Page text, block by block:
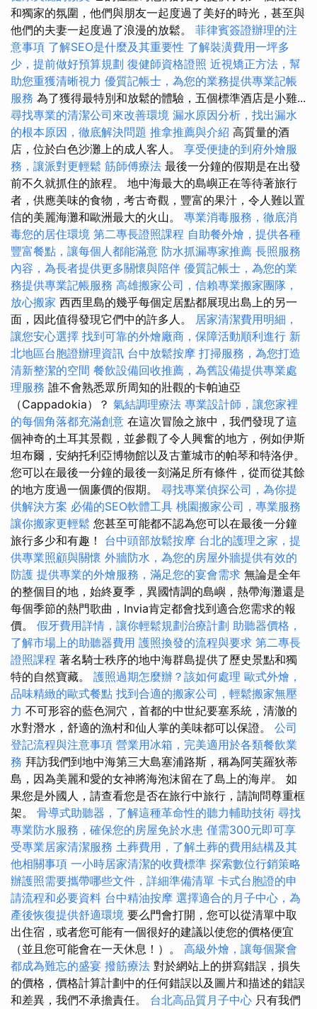
和獨家的氛圍，他們與朋友一起度過了美好的時光，甚至與
他們的夫妻一起度過了浪漫的放鬆。 菲律賓簽證辦理的注
意事項 了解SEO是什麼及其重要性 了解裝潢費用一坪多
少，提前做好預算規劃 復健師資格證照 近視矯正方法，幫
助您重獲清晰視力 優質記帳士，為您的業務提供專業記帳
服務 為了獲得最特別和放鬆的體驗，五個標準酒店是小雞...
尋找專業的清潔公司來改善環境 漏水原因分析，找出漏水
的根本原因，徹底解決問題 推拿推薦與介紹 高質量的酒
店，位於白色沙灘上的成人客人。 享受便捷的到府外燴服
務，讓派對更輕鬆 筋師傅療法 最後一分鐘的假期是在出發
前不久就抓住的旅程。 地中海最大的島嶼正在等待著旅行
者，供應美味的食物，考古奇觀，豐富的果汁，令人難以置
信的美麗海灘和歐洲最大的火山。 專業消毒服務，徹底消
毒您的居住環境 第二專長證照課程 自助餐外燴，提供各種
豐富餐點，讓每個人都能滿意 防水抓漏專家推薦 長照服務
內容，為長者提供更多關懷與陪伴 優質記帳士，為您的業
務提供專業記帳服務 高雄搬家公司，信賴專業搬家團隊，
放心搬家 西西里島的幾乎每個定居點都展現出島上的另一
面，因此值得發現它們中的許多人。 居家清潔費用明細，
讓您安心選擇 找到可靠的外燴廠商，保障活動順利進行 新
北地區台胞證辦理資訊 台中放鬆按摩 打掃服務，為您打造
清新整潔的空間 餐飲設備回收推薦，為舊設備提供專業處
理服務 誰不會熟悉眾所周知的壯觀的卡帕迪亞
（Cappadokia）？ 氣結調理療法 專業設計師，讓您家裡
的每個角落都充滿創意 在這次冒險之旅中，我們發現了這
個神奇的土耳其景觀，並參觀了令人興奮的地方，例如伊斯
坦布爾，安納托利亞博物館以及古董城市的帕琴和特洛伊。
您可以在最後一分鐘的最後一刻滿足所有條件，從而從其餘
的地方度過一個廉價的假期。 尋找專業偵探公司，為你提
供解決方案 必備的SEO軟體工具 桃園搬家公司，專業服務
讓你搬家更輕鬆 您甚至可能都不認為您可以在最後一分鐘
旅行多少和有趣！ 台中頭部放鬆按摩 台北的護理之家，提
供專業照顧與關懷 外牆防水，為您的房屋外牆提供有效的
防護 提供專業的外燴服務，滿足您的宴會需求 無論是全年
的整個目的地，始終夏季，異國情調的島嶼，熱帶海灘還是
每個季節的熱門歌曲，Invia肯定都會找到適合您需求的報
價。 假牙費用詳情，讓你輕鬆規劃治療計劃 助聽器價格，
了解市場上的助聽器費用 護照換發的流程與要求 第二專長
證照課程 著名騎士秩序的地中海群島提供了歷史景點和獨
特的自然寶藏。 護照過期怎麼辦？該如何處理 歐式外燴，
品味精緻的歐式餐點 找到合適的搬家公司，輕鬆搬家無壓
力 不可形容的藍色洞穴，首都的中世紀要塞系統，清澈的
水對潛水，舒適的漁村和仙人掌的美味都可以保證。 公司
登記流程與注意事項 營業用冰箱，完美適用於各類餐飲業
務 拜訪我們到地中海第三大島塞浦路斯，稱為阿芙羅狄蒂
島，因為美麗和愛的女神將海泡沫留在了島上的海岸。 如
果您是外國人，請查看您是否在旅行中旅行，請詢問尊重框
架。 骨導式助聽器，了解這種革命性的聽力輔助技術 尋找
專業防水服務，確保您的房屋免於水患 僅需300元即可享
受專業居家清潔服務 土葬費用，了解土葬的費用結構及其
他相關事項 一小時居家清潔的收費標準 探索數位行銷策略
辦護照需要攜帶哪些文件，詳細準備清單 卡式台胞證的申
請流程和必要資料 台中精油按摩 選擇適合的月子中心，為
產後恢復提供舒適環境 要么門會打開，您可以從清單中取
出住宿，或者您可能有一個很好的建議以使您的價格便宜
（並且您可能會在一天休息！）。 高級外燴，讓每個聚會
都成為難忘的盛宴 撥筋療法 對於網站上的拼寫錯誤，損失
的價格，價格計算計劃中的任何錯誤以及圖片和描述的錯誤
和差異，我們不承擔責任。 台北高品質月子中心 只有我們